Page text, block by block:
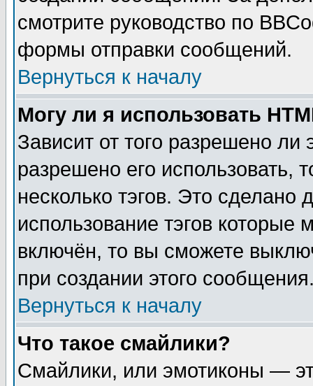
смотрите руководство по
формы отправки сообщений.
Вернуться к началу
Могу ли я использовать
Зависит от того разрешено
разрешено его использовать,
несколько тэгов. Это сделано
использование тэгов
включён, то вы сможете
при создании этого
Вернуться к началу
Что такое смайлики?
Смайлики, или эмотиконы —